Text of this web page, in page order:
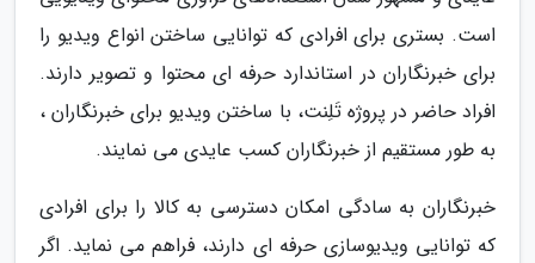
است. بستری برای افرادی که توانایی ساختن انواع ویدیو را
برای خبرنگاران در استاندارد حرفه ای محتوا و تصویر دارند.
افراد حاضر در پروژه تَلِنت، با ساختن ویدیو برای خبرنگاران ،
به طور مستقیم از خبرنگاران کسب عایدی می نمایند.
خبرنگاران به سادگی امکان دسترسی به کالا را برای افرادی
که توانایی ویدیوسازی حرفه ای دارند، فراهم می نماید. اگر